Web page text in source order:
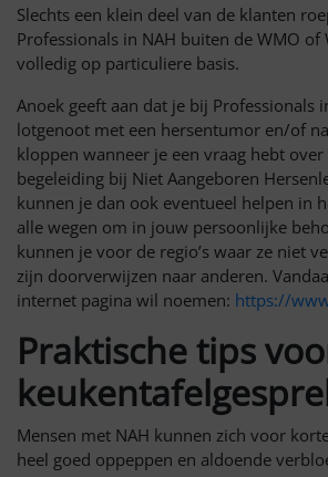
Slechts een klein deel van de klanten
Professionals in NAH buiten de WMO of
volledig op particuliere basis.
Anoek geeft aan dat je bij Professionals
lotgenoot met een hersentumor en/of
kloppen wanneer je een vraag hebt
begeleiding bij Niet Aangeboren
kunnen je dan ook eventueel helpen in
alle wegen om in jouw persoonlijke
kunnen je voor de regio’s waar ze niet
zijn doorverwijzen naar anderen.
internet pagina wil noemen: https://
Praktische tips
Mensen met NAH kunnen zich voor
heel goed oppeppen en aldoende